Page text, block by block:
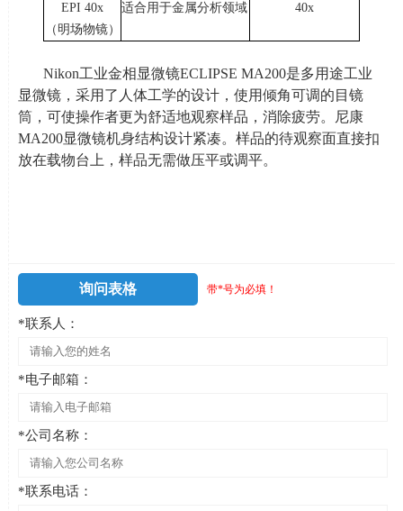
EPI 40x
（明场物镜）
适合用于金属分析领域 40x
Nikon工业金相显微镜ECLIPSE MA200是多用途工业
显微镜，采用了人体工学的设计，使用倾角可调的目镜
筒，可使操作者更为舒适地观察样品，消除疲劳。尼康
MA200显微镜机身结构设计紧凑。样品的待观察面直接扣
放在载物台上，样品无需做压平或调平。
询问表格 带*号为必填！
*联系人：
*电子邮箱：
*公司名称：
*联系电话：